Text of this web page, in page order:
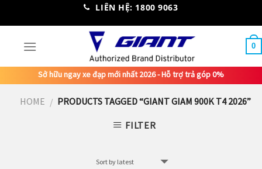
LIÊN HỆ: 1800 9063
0
Sở hữu ngay xe đạp mới nhất 2026 - Hỗ trợ trả góp 0%
HOME / PRODUCTS TAGGED “GIANT GIAM 900K T4 2026”
FILTER